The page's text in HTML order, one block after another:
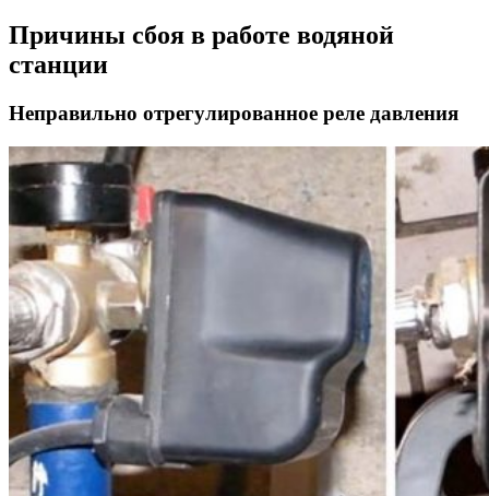
Причины сбоя в работе водяной
станции
Неправильно отрегулированное реле давления